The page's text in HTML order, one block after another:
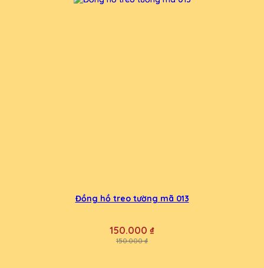
Đồng hồ treo tường mã 013
150.000 ₫
150.000 ₫